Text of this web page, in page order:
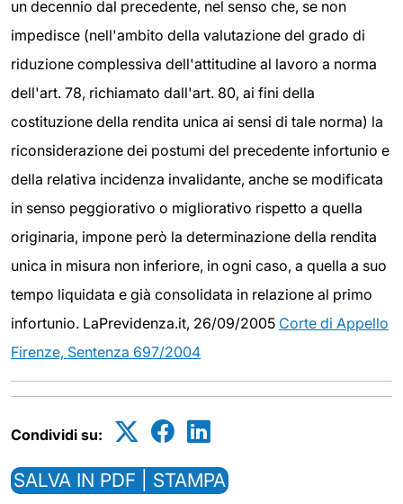
un decennio dal precedente, nel senso che, se non
impedisce (nell'ambito della valutazione del grado di
riduzione complessiva dell'attitudine al lavoro a norma
dell'art. 78, richiamato dall'art. 80, ai fini della
costituzione della rendita unica ai sensi di tale norma) la
riconsiderazione dei postumi del precedente infortunio e
della relativa incidenza invalidante, anche se modificata
in senso peggiorativo o migliorativo rispetto a quella
originaria, impone però la determinazione della rendita
unica in misura non inferiore, in ogni caso, a quella a suo
tempo liquidata e già consolidata in relazione al primo
infortunio. LaPrevidenza.it, 26/09/2005 Corte di Appello
Firenze, Sentenza 697/2004
Condividi su:
SALVA IN PDF | STAMPA